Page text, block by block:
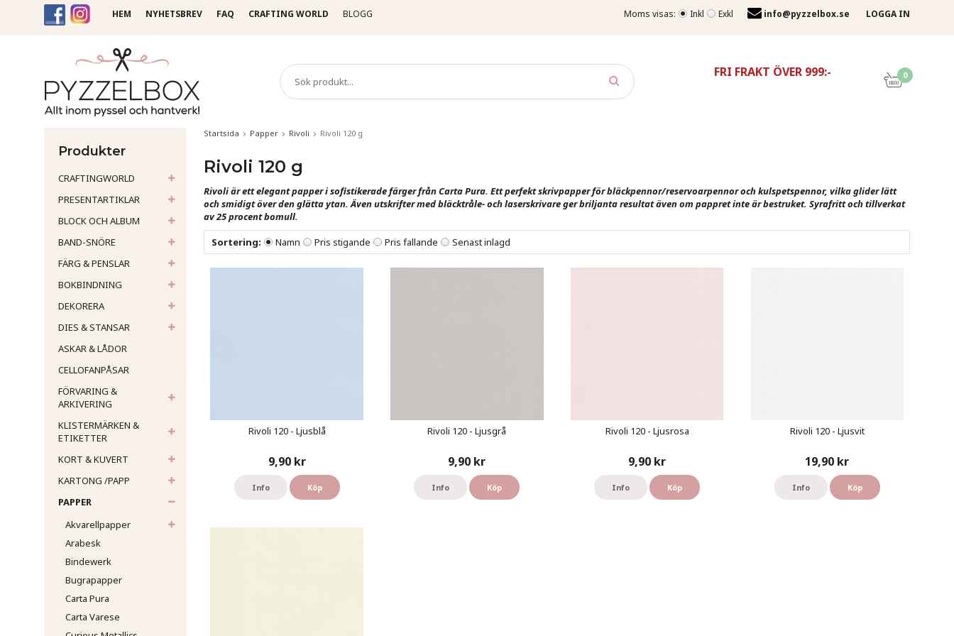
Moms visas: Inkl Exkl info@pyzzelbox.se LOGGA IN
HEM NYHETSBREV FAQ CRAFTING WORLD BLOGG
FRI FRAKT ÖVER 999:- 0
Produkter
CRAFTINGWORLD
PRESENTARTIKLAR
BLOCK OCH ALBUM
BAND-SNÖRE
FÄRG & PENSLAR
BOKBINDNING
DEKORERA
DIES & STANSAR
ASKAR & LÅDOR
CELLOFANPÅSAR
FÖRVARING &
ARKIVERING
KLISTERMÄRKEN &
ETIKETTER
KORT & KUVERT
KARTONG /PAPP
PAPPER
Akvarellpapper
Arabesk
Bindewerk
Bugrapapper
Carta Pura
Carta Varese
Startsida Papper Rivoli Rivoli 120 g
Rivoli 120 g
Rivoli är ett elegant papper i sofistikerade färger från Carta Pura. Ett perfekt skrivpapper för bläckpennor/reservoarpennor och kulspetspennor, vilka glider lätt
och smidigt över den glätta ytan. Även utskrifter med bläcktråle- och laserskrivare ger briljanta resultat även om pappret inte är bestruket. Syrafritt och tillverkat
av 25 procent bomull.
Sortering:
Namn Pris stigande Pris fallande Senast inlagd
Rivoli 120 - Ljusblå
9,90 kr
Info Köp
Rivoli 120 - Ljusgrå
9,90 kr
Info Köp
Rivoli 120 - Ljusrosa
9,90 kr
Info Köp
Rivoli 120 - Ljusvit
19,90 kr
Info Köp